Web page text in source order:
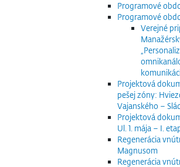
Programové
Programové
Verejné
Projektová
pešej zóny:
Vajanského –
Projektová
Ul. 1. mája – I.
Regenerácia
Magnusom
Regenerácia